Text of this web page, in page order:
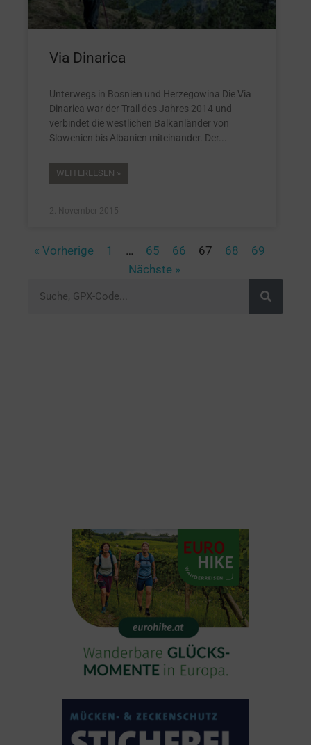
Via Dinarica
Unterwegs in Bosnien und Herzegowina Die Via
Dinarica war der Trail des Jahres 2014 und
verbindet die westlichen Balkanländer von
Slowenien bis Albanien miteinander. Der
WEITERLESEN »
2. November 2015
« Vorherige 1 … 65 66 67 68
69
Nächste »